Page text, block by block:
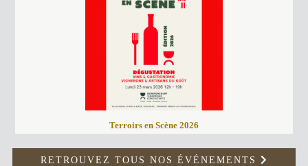
Terroirs en Scène 2026
RETROUVEZ TOUS NOS ÉVÉNEMENTS